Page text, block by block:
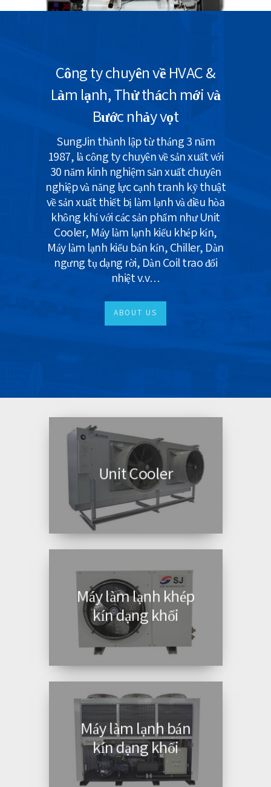
Công ty chuyên về HVAC &
Làm lạnh, Thử thách mới và
Bước nhảy vọt
SungJin thành lập từ tháng 3 năm
1987, là công ty chuyên về sản xuất với
30 năm kinh nghiệm sản xuất chuyên
nghiệp và năng lực cạnh tranh kỹ thuật
về sản xuất thiết bị làm lạnh và điều hòa
không khí với các sản phẩm như Unit
Cooler, Máy làm lạnh kiểu khép kín,
Máy làm lạnh kiểu bán kín, Chiller, Dàn
ngưng tụ dạng rời, Dàn Coil trao đổi
nhiệt v.v…
ABOUT US
Unit Cooler
Máy làm lạnh khép
kín dạng khối
Máy làm lạnh bán
kín dạng khối